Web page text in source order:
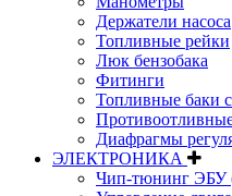
Держатели насоса
Топливные рейки
Люк бензобака
Фитинги
Топливные баки
Диафрагмы
ЭЛЕКТРОНИКА
Чип-тюнинг ЭБУ